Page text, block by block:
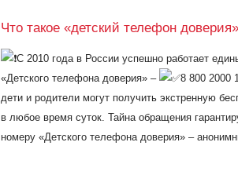
Что такое «детский телефон
С 2010 года в России успешно работает
«Детского телефона доверия» –
8 800 2000
дети и родители могут получить экстренную
в любое время суток. Тайна обращения
номеру «Детского телефона доверия» –